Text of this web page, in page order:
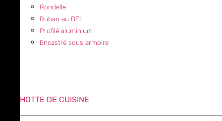
Rondelle
Ruban au DEL
Profilé aluminium
Encastré sous armoire
HOTTE DE CUISINE